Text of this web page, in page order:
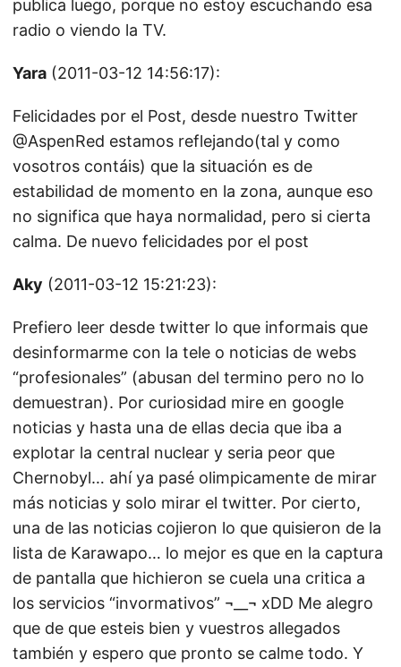
publica luego, porque no estoy escuchando esa
radio o viendo la TV.
Yara (2011-03-12 14:56:17):
Felicidades por el Post, desde nuestro Twitter
@AspenRed estamos reflejando(tal y como
vosotros contáis) que la situación es de
estabilidad de momento en la zona, aunque eso
no significa que haya normalidad, pero si cierta
calma. De nuevo felicidades por el post
Aky (2011-03-12 15:21:23):
Prefiero leer desde twitter lo que informais que
desinformarme con la tele o noticias de webs
“profesionales” (abusan del termino pero no lo
demuestran). Por curiosidad mire en google
noticias y hasta una de ellas decia que iba a
explotar la central nuclear y seria peor que
Chernobyl… ahí ya pasé olimpicamente de mirar
más noticias y solo mirar el twitter. Por cierto,
una de las noticias cojieron lo que quisieron de la
lista de Karawapo… lo mejor es que en la captura
de pantalla que hichieron se cuela una critica a
los servicios “invormativos” ¬__¬ xDD Me alegro
que de que esteis bien y vuestros allegados
también y espero que pronto se calme todo. Y